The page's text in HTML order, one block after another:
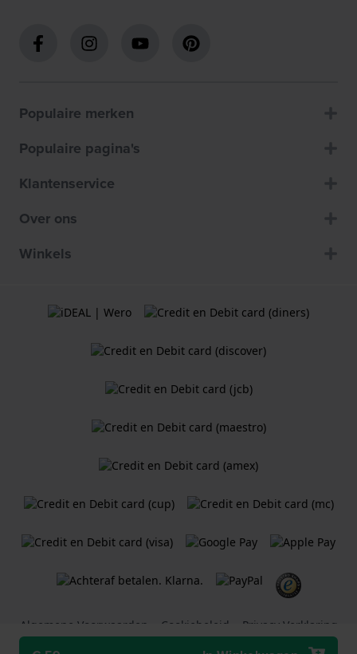
Populaire merken
Populaire pagina's
Klantenservice
Over ons
Winkels
Algemene Voorwaarden Cookiebeleid Privacy Verklaring